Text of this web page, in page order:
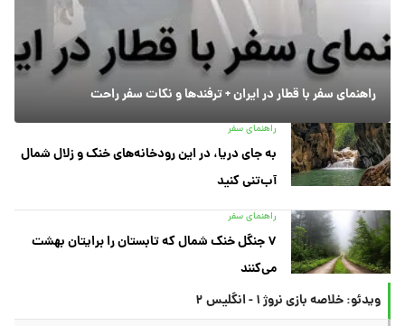
راهنمای سفر با قطار در ایران + ترفندها و نکات سفر راحت
راهنمای سفر
به جای دریا، در این رودخانه‌های خنک و زلال شمال
آب‌تنی کنید
راهنمای سفر
۷ جنگل خنک شمال که تابستان را برایتان بهشت
می‌کنند
ویدئو: خلاصه بازی نروژ ۱ - انگلیس ۲